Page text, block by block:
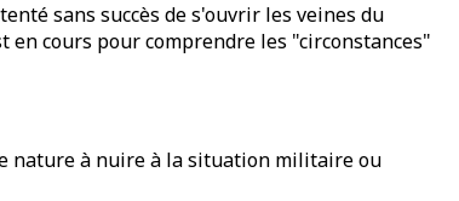
sans succès de s'ouvrir les veines du
cours pour comprendre les "circonstances"
nature à nuire à la situation militaire ou